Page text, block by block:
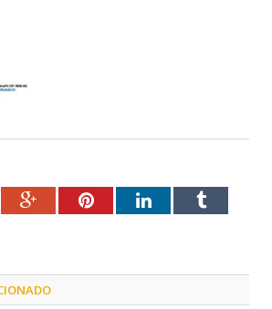
Google+PinterestLinkedInTumblr